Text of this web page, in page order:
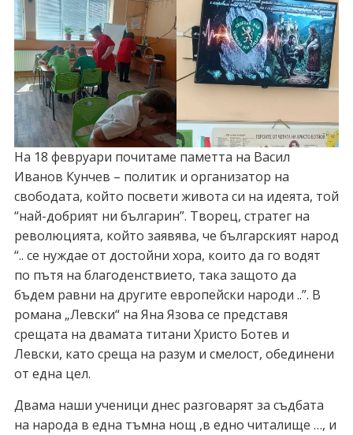
На 18 февруари почитаме паметта на Васил
Иванов Кунчев – политик и организатор на
свободата, който посвети живота си на идеята, той
“най-добрият ни българин”. Творец, стратег на
революцията, който заявява, че българският народ
“.. се нуждае от достойни хора, които да го водят
по пътя на благоденствието, така защото да
бъдем равни на другите европейски народи ..”. В
романа „Левски“ на Яна Язова се представя
срещата на двамата титани Христо Ботев и
Левски, като среща на разум и смелост, обединени
от една цел.
Двама наши ученици днес разговарят за съдбата
на народа в една тъмна нощ ,в едно читалище …, и